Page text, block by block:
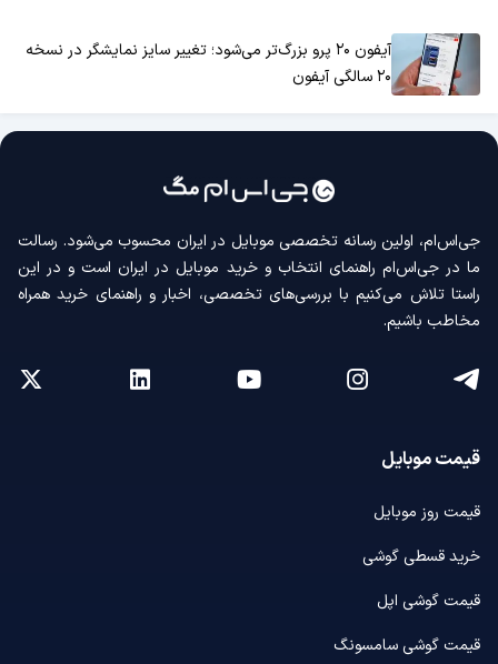
آیفون ۲۰ پرو بزرگ‌تر می‌شود؛ تغییر سایز نمایشگر در نسخه
۲۰ سالگی آیفون
جی‌اس‌ام، اولین رسانه‌ تخصصی موبایل در ایران محسوب می‌شود. رسالت
ما در جی‌اس‌ام راهنمای انتخاب و خرید موبایل در ایران است و در این
راستا تلاش می‌کنیم با بررسی‌های تخصصی، اخبار و راهنمای خرید همراه
مخاطب باشیم.
قیمت موبایل
قیمت روز موبایل
خرید قسطی گوشی
قیمت گوشی اپل
قیمت گوشی سامسونگ